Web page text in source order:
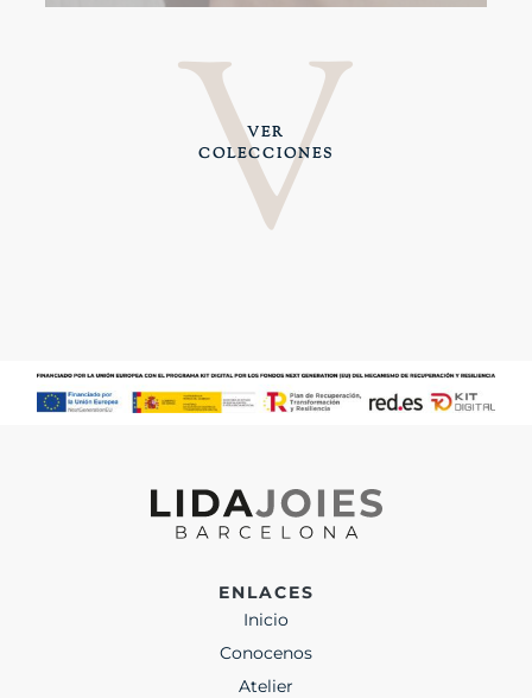
V
V
VER
COLECCIONES
ENLACES
Inicio
Conocenos
Atelier